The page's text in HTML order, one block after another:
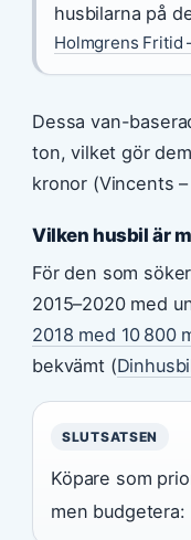
husbilarna på
Holmgrens Fritid
Dessa van-
ton, vilket gör
kronor (Vincents
Vilken husbil är
För den som
2015–2020 med
2018 med 10 800
bekvämt (
SLUTSATSEN
Köpare som
men